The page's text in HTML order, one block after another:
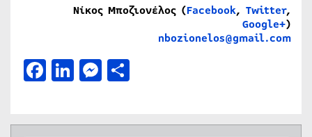
Νίκος Μποζιονέλος (Facebook, Twitter,
Google+)
nbozionelos@gmail.com
Facebook
LinkedIn
Messenger